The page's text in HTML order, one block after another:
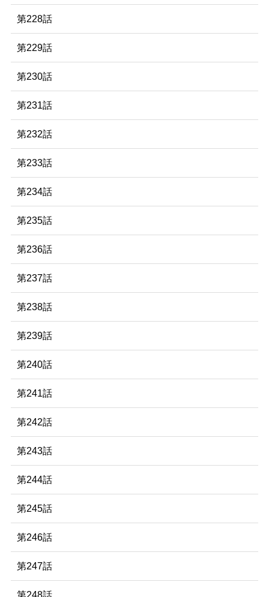
第228話
第229話
第230話
第231話
第232話
第233話
第234話
第235話
第236話
第237話
第238話
第239話
第240話
第241話
第242話
第243話
第244話
第245話
第246話
第247話
第248話